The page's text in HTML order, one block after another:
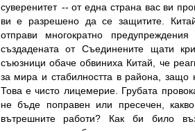
суверенитет -- от една страна вас ви
ви е разрешено да се защитите.
отправи многократно
създадената от Съединените щати
съюзници обаче обвиниха Китай, че
за мира и стабилността в района, защо
Това е чисто лицемерие. Грубата
не бъде поправен или пресечен,
вътрешните работи? Как би било